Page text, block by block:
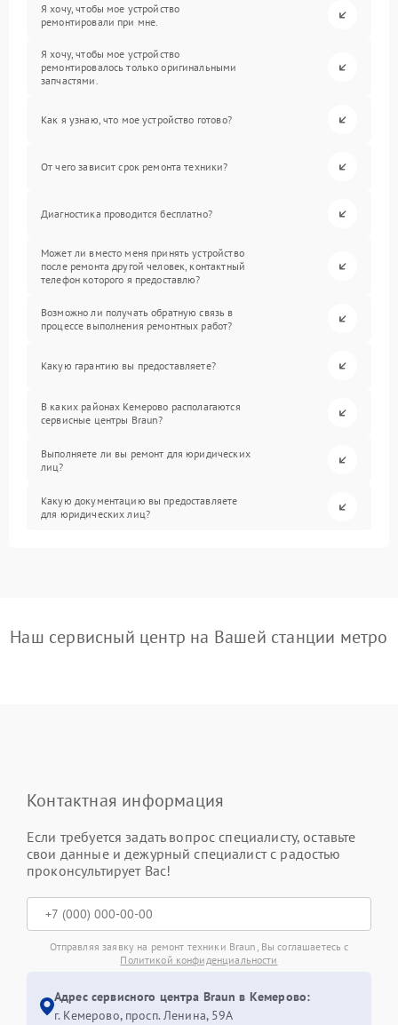
Я хочу, чтобы мое устройство
ремонтировали при мне.
Я хочу, чтобы мое устройство
ремонтировалось только оригинальными
запчастями.
Как я узнаю, что мое устройство готово?
От чего зависит срок ремонта техники?
Диагностика проводится бесплатно?
Может ли вместо меня принять устройство
после ремонта другой человек, контактный
телефон которого я предоставлю?
Возможно ли получать обратную связь в
процессе выполнения ремонтных работ?
Какую гарантию вы предоставляете?
В каких районах Кемерово располагаются
сервисные центры Braun?
Выполняете ли вы ремонт для юридических
лиц?
Какую документацию вы предоставляете
для юридических лиц?
Наш сервисный центр на Вашей станции метро
Контактная информация
Если требуется задать вопрос специалисту, оставьте
свои данные и дежурный специалист с радостью
проконсультирует Вас!
Отправляя заявку на ремонт техники Braun, Вы соглашаетесь с
Политикой конфиденциальности
Адрес сервисного центра Braun в Кемерово:
г. Кемерово, просп. Ленина, 59А